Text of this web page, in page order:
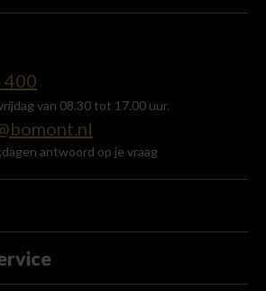
400
van 08.30 tot 17.00 uur.
antwoord op je vraag